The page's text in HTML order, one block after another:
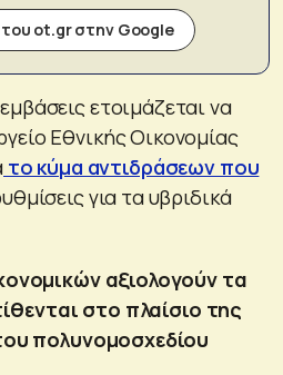
ot.gr στην Google
ετοιμάζεται να
Εθνικής Οικονομίας
το κύμα αντιδράσεων που
για τα υβριδικά
αξιολογούν τα
στο πλαίσιο της
πολυνομοσχεδίου